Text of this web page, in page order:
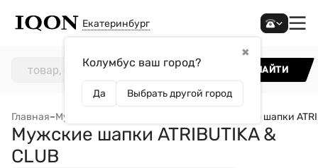
Екатеринбург
✖
Колумбус ваш город?
Да Выбрать другой город
НАЙТИ
Главная–Мужчинам Мужские шапки
Мужские шапки ATRIBUTIKA &
CLUB